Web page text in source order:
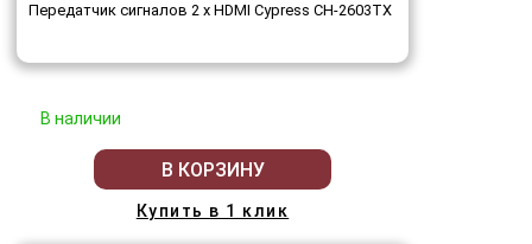
Передатчик сигналов 2 х HDMI Cypress CH-2603TX
В наличии
В КОРЗИНУ
Купить в 1 клик